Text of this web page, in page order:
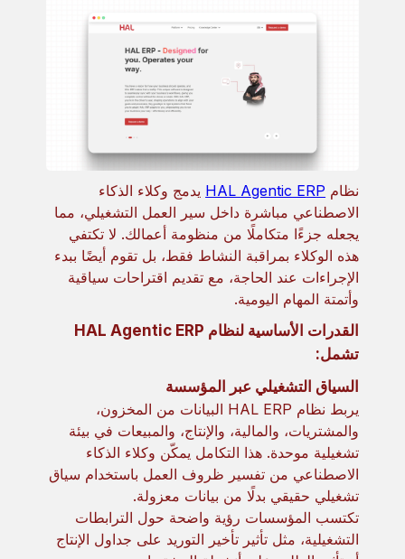
نظام HAL Agentic ERP يدمج وكلاء الذكاء
الاصطناعي مباشرة داخل سير العمل التشغيلي، مما
يجعله جزءًا متكاملًا من منظومة أعمالك. لا تكتفي
هذه الوكلاء بمراقبة النشاط فقط، بل تقوم أيضًا ببدء
الإجراءات عند الحاجة، مع تقديم اقتراحات سياقية
وأتمتة المهام اليومية.
القدرات الأساسية لنظام HAL Agentic ERP
تشمل:
السياق التشغيلي عبر المؤسسة
يربط نظام HAL ERP البيانات من المخزون،
والمشتريات، والمالية، والإنتاج، والمبيعات في بيئة
تشغيلية موحدة. هذا التكامل يمكّن وكلاء الذكاء
الاصطناعي من تفسير ظروف العمل باستخدام سياق
تشغيلي حقيقي بدلًا من بيانات معزولة.
تكتسب المؤسسات رؤية واضحة حول الترابطات
التشغيلية، مثل تأثير تأخير التوريد على جداول الإنتاج